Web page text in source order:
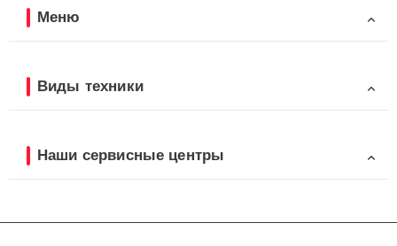
Меню
Виды техники
Наши сервисные центры